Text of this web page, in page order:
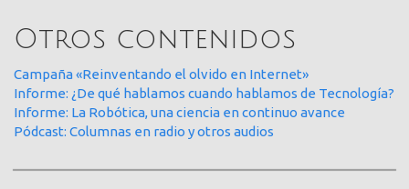
Otros contenidos
Campaña «Reinventando el olvido en Internet»
Informe: ¿De qué hablamos cuando hablamos de Tecnología?
Informe: La Robótica, una ciencia en continuo avance
Pódcast: Columnas en radio y otros audios